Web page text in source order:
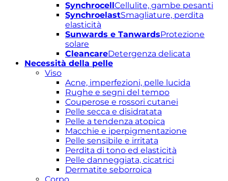
SynchrocellCellulite, gambe pesanti
SynchroelastSmagliature, perdita
elasticità
Sunwards e TanwardsProtezione
solare
CleancareDetergenza delicata
Necessità della pelle
Viso
Acne, imperfezioni, pelle lucida
Rughe e segni del tempo
Couperose e rossori cutanei
Pelle secca e disidratata
Pelle a tendenza atopica
Macchie e iperpigmentazione
Pelle sensibile e irritata
Perdita di tono ed elasticità
Pelle danneggiata, cicatrici
Dermatite seborroica